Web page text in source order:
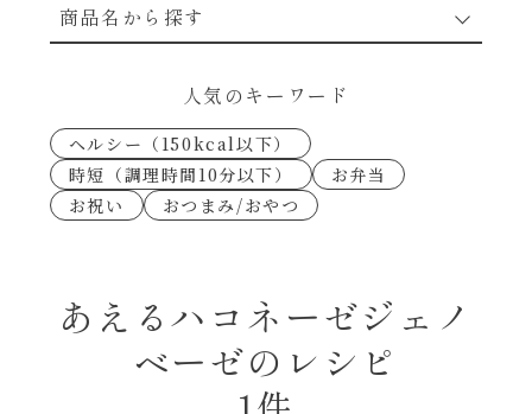
穀物類のレシピ
なんでも南蛮
考えるな、二代目で炒めろ！～○○の炒め物
朝シャン（ごはん派）
朝シャン（パン派）
商品名から探す
あえるハコネーゼトマトバジル
あえるハコネーゼ高菜
あえるハコネーゼ明太子
人気のキーワード
ヘルシー（150kcal以下）
時短（調理時間10分以下）
お弁当
お祝い
おつまみ/おやつ
あえるハコネーゼジェノ
ベーゼのレシピ